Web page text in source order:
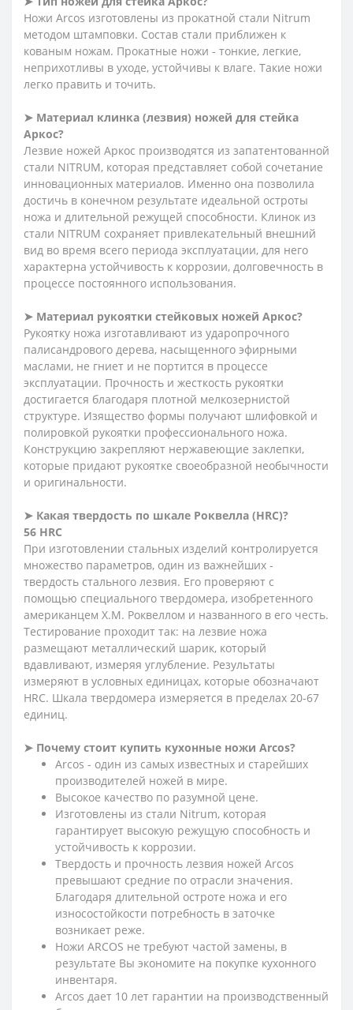
Ножи Arcos изготовлены из прокатной стали Nitrum
методом штамповки. Состав стали приближен к
кованым ножам. Прокатные ножи - тонкие, легкие,
неприхотливы в уходе, устойчивы к влаге. Такие ножи
легко править и точить.
➤ Материал клинка (лезвия) ножей для стейка
Аркос?
Лезвие ножей Аркос производятся из запатентованной
стали NITRUM, которая представляет собой сочетание
инновационных материалов. Именно она позволила
достичь в конечном результате идеальной остроты
ножа и длительной режущей способности. Клинок из
стали NITRUM сохраняет привлекательный внешний
вид во время всего периода эксплуатации, для него
характерна устойчивость к коррозии, долговечность в
процессе постоянного использования.
➤ Материал рукоятки стейковых ножей Аркос?
Рукоятку ножа изготавливают из ударопрочного
палисандрового дерева, насыщенного эфирными
маслами, не гниет и не портится в процессе
эксплуатации. Прочность и жесткость рукоятки
достигается благодаря плотной мелкозернистой
структуре. Изящество формы получают шлифовкой и
полировкой рукоятки профессионального ножа.
Конструкцию закрепляют нержавеющие заклепки,
которые придают рукоятке своеобразной необычности
и оригинальности.
➤ Какая твердость по шкале Роквелла (HRC)?
56 HRC
При изготовлении стальных изделий контролируется
множество параметров, один из важнейших -
твердость стального лезвия. Его проверяют с
помощью специального твердомера, изобретенного
американцем Х.М. Роквеллом и названного в его честь.
Тестирование проходит так: на лезвие ножа
размещают металлический шарик, который
вдавливают, измеряя углубление. Результаты
измеряют в условных единицах, которые обозначают
HRC. Шкала твердомера измеряется в пределах 20-67
единиц.
➤ Почему стоит купить кухонные ножи Arcos?
Arcos - один из самых известных и старейших
производителей ножей в мире.
Высокое качество по разумной цене.
Изготовлены из стали Nitrum, которая
гарантирует высокую режущую способность и
устойчивость к коррозии.
Твердость и прочность лезвия ножей Arcos
превышают средние по отрасли значения.
Благодаря длительной остроте ножа и его
износостойкости потребность в заточке
возникает реже.
Ножи ARCOS не требуют частой замены, в
результате Вы экономите на покупке кухонного
инвентаря.
Arcos дает 10 лет гарантии на производственный